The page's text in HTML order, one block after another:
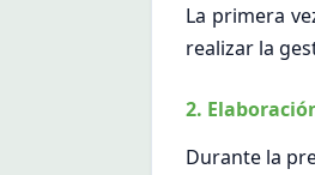
La primera
realizar la
2.
Durante la